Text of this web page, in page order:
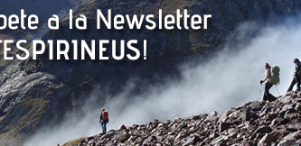
y actividades guiadas Rutas autoguiadas
Monistrol
Monistrol de
y muy bien